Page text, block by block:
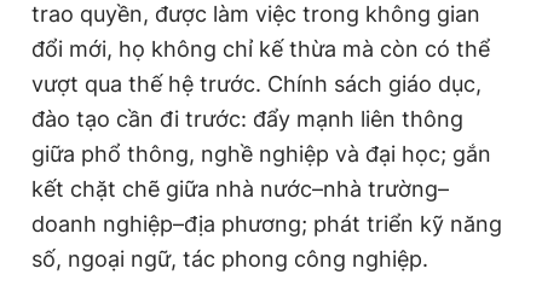
trao quyền, được làm việc trong không gian
đổi mới, họ không chỉ kế thừa mà còn có thể
vượt qua thế hệ trước. Chính sách giáo dục,
đào tạo cần đi trước: đẩy mạnh liên thông
giữa phổ thông, nghề nghiệp và đại học; gắn
kết chặt chẽ giữa nhà nước–nhà trường–
doanh nghiệp–địa phương; phát triển kỹ năng
số, ngoại ngữ, tác phong công nghiệp.